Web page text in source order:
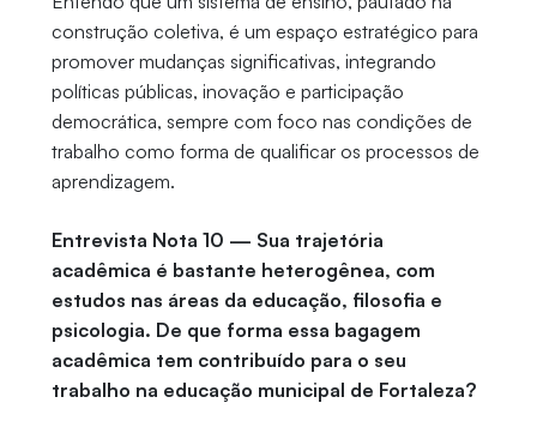
construção coletiva, é um espaço estratégico para
promover mudanças significativas, integrando
políticas públicas, inovação e participação
democrática, sempre com foco nas condições de
trabalho como forma de qualificar os processos de
aprendizagem.
Entrevista Nota 10 — Sua trajetória
acadêmica é bastante heterogênea, com
estudos nas áreas da educação, filosofia e
psicologia. De que forma essa bagagem
acadêmica tem contribuído para o seu
trabalho na educação municipal de Fortaleza?